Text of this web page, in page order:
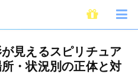
監修】黒い影が見えるスピリチュアルな
見えるスピリチュア
・状況別の正体と対